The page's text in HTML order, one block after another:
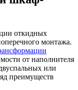
откидных
монтажа.
от наполнителя
или
преимуществ